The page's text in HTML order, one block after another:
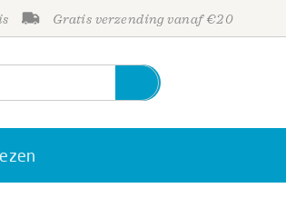
Gratis verzending vanaf €20
Personen